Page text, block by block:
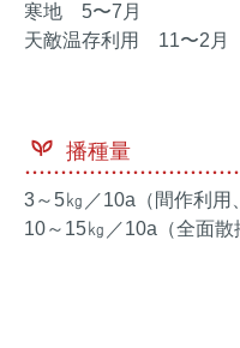
寒地 5〜7月
天敵温存利用 11〜2月
播種量
3～5㎏／10a（間作利用
10～15㎏／10a（全面散